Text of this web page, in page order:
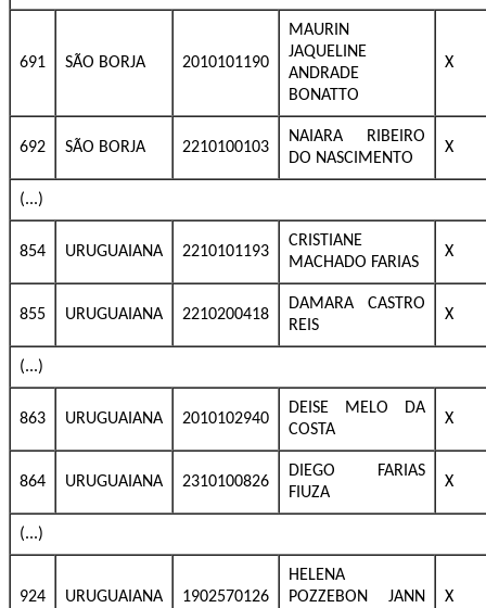
691 SÃO BORJA 2010101190
MAURIN
JAQUELINE
ANDRADE
BONATTO
X
692 SÃO BORJA 2210100103
NAIARA RIBEIRO
DO NASCIMENTO
X
(...)
854 URUGUAIANA 2210101193
CRISTIANE
MACHADO FARIAS
X
855 URUGUAIANA 2210200418
DAMARA CASTRO
REIS
X
(...)
863 URUGUAIANA 2010102940
DEISE MELO DA
COSTA
X
864 URUGUAIANA 2310100826
DIEGO FARIAS
FIUZA
X
(...)
924 URUGUAIANA 1902570126
HELENA
POZZEBON JANN
X